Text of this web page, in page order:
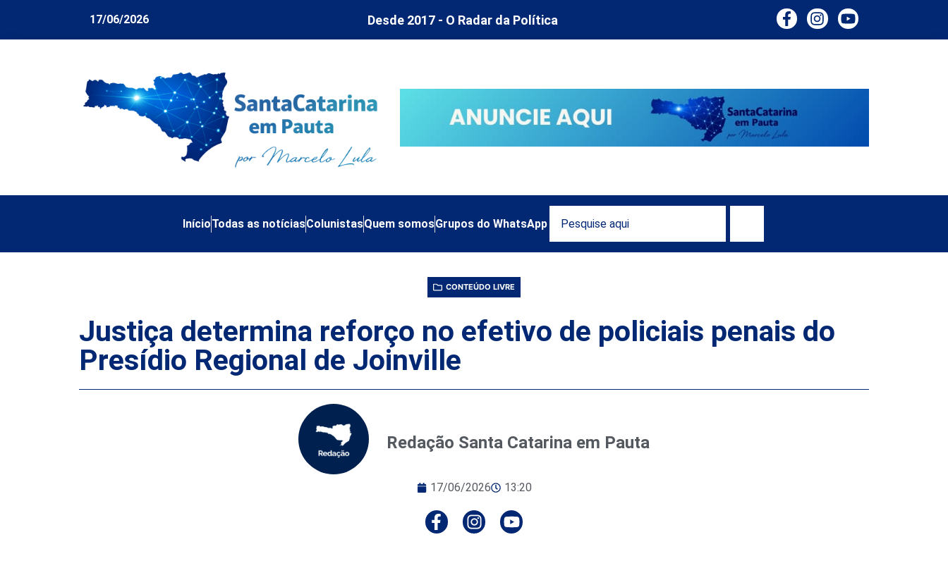
17/06/2026 Desde 2017 - O Radar da Política
InícioTodas as notíciasColunistasQuem somosGrupos do WhatsApp
CONTEÚDO LIVRE
Justiça determina reforço no efetivo de policiais penais do
Presídio Regional de Joinville
Redação Santa Catarina em Pauta
17/06/2026 13:20